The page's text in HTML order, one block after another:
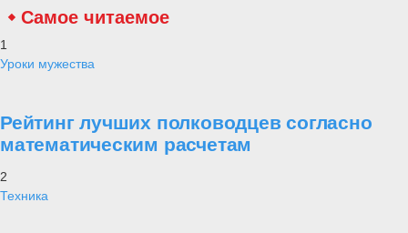
Самое читаемое
1
Уроки мужества
Рейтинг лучших полководцев согласно
математическим расчетам
2
Техника